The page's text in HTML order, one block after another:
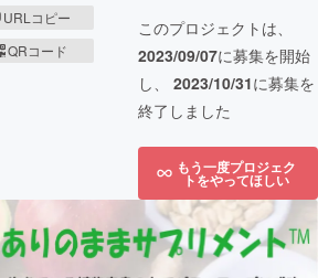
URLコピー
QRコード
このプロジェクトは、
2023/09/07に募集を開始
し、 2023/10/31に募集を
終了しました
もう一度プロジェク
トをやってほしい